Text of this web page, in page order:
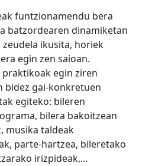
funtzionamendu bera
batzordearen dinamiketan
ikusita, horiek
egin zen saioan.
egin ziren
bidez gai-konkretuen
egiteko: bileren
bilera bakoitzean
musika taldeak
parte-hartzea, bileretako
irizpideak,…